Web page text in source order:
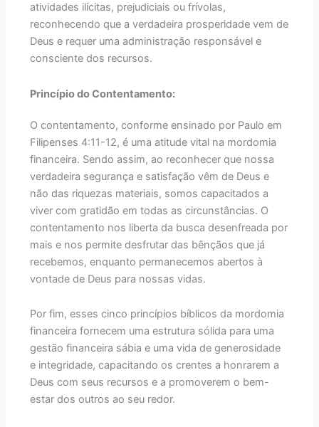
atividades ilícitas, prejudiciais ou frívolas,
reconhecendo que a verdadeira prosperidade vem de
Deus e requer uma administração responsável e
consciente dos recursos.
Princípio do Contentamento:
O contentamento, conforme ensinado por Paulo em
Filipenses 4:11-12, é uma atitude vital na mordomia
financeira. Sendo assim, ao reconhecer que nossa
verdadeira segurança e satisfação vêm de Deus e
não das riquezas materiais, somos capacitados a
viver com gratidão em todas as circunstâncias. O
contentamento nos liberta da busca desenfreada por
mais e nos permite desfrutar das bênçãos que já
recebemos, enquanto permanecemos abertos à
vontade de Deus para nossas vidas.
Por fim, esses cinco princípios bíblicos da mordomia
financeira fornecem uma estrutura sólida para uma
gestão financeira sábia e uma vida de generosidade
e integridade, capacitando os crentes a honrarem a
Deus com seus recursos e a promoverem o bem-
estar dos outros ao seu redor.